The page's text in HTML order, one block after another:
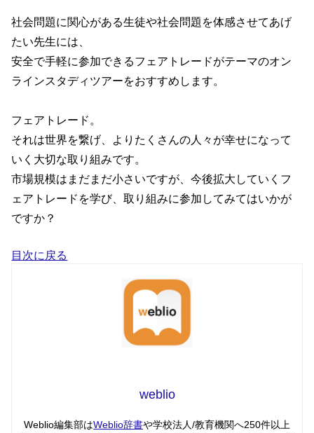
社会問題に関心がある生徒や社会問題を体感させてあげ
たい先生には、
安全で手軽に参加できるフェアトレードがテーマのオン
ラインスタディツアーをおすすめします。
フェアトレード。
それは世界を繋げ、よりたくさんの人々が幸せになって
いく大切な取り組みです。
市場規模はまだまだ小さいですが、今後拡大していくフ
ェアトレードを学び、取り組みに参加してみてはいかが
ですか？
目次に戻る
weblio
Weblio編集部はWeblio辞書や学校法人/教育機関へ250件以上